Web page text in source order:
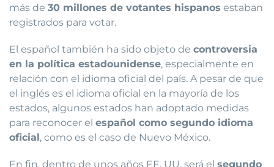
más de 30 millones de votantes hispanos estaban
registrados para votar.
El español también ha sido objeto de controversia
en la política estadounidense, especialmente en
relación con el idioma oficial del país. A pesar de que
el inglés es el idioma oficial en la mayoría de los
estados, algunos estados han adoptado medidas
para reconocer el español como segundo idioma
oficial, como es el caso de Nuevo México.
En fin, dentro de unos años EE. UU. será el segundo